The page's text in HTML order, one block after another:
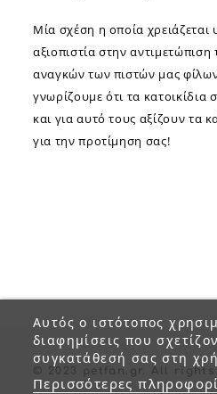
Μία σχέση η οποία χρειάζεται
αξιοπιστία στην
αναγκών των πιστών μας
γνωρίζουμε ότι τα κατοικίδια
και για αυτό τους αξίζουν τα
για την προτίμηση σας!
Αυτός ο ιστότοπος
διαφημίσεις που
συγκατάθεσή σας στη
Περισσότερες
© 2023 petfan.gr. All rights